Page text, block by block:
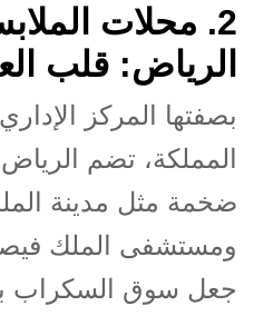
.2 محلات
الرياض: قلب
بصفتها المركز
المملكة، تضم
ضخمة مثل مدينة
ومستشفى الملك
جعل سوق السكراب